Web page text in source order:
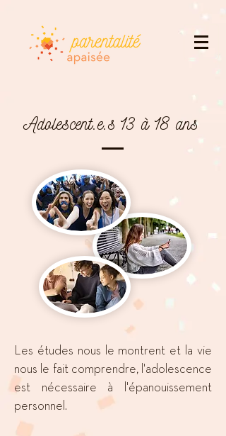
Adolescent.e.s 13 à 18 ans
Les études nous le montrent et la vie
nous le fait comprendre, l'adolescence
est nécessaire à l'épanouissement
personnel.